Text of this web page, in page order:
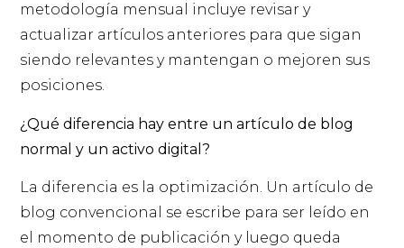
metodología mensual incluye revisar y
actualizar artículos anteriores para que sigan
siendo relevantes y mantengan o mejoren sus
posiciones.
¿Qué diferencia hay entre un artículo de blog
normal y un activo digital?
La diferencia es la optimización. Un artículo de
blog convencional se escribe para ser leído en
el momento de publicación y luego queda